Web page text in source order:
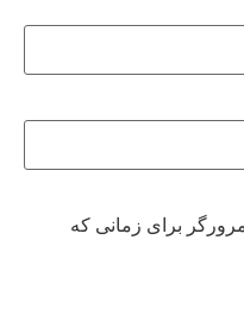
برای زمانی که